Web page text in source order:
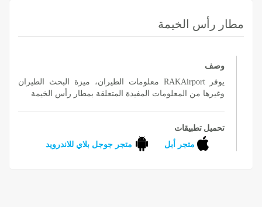
مطار رأس الخيمة
وصف
يوفر RAKAirport معلومات الطيران، ميزة البحث الطيران
وغيرها من المعلومات المفيدة المتعلقة بمطار رأس الخيمة
تحميل تطبيقات
متجر أبل متجر جوجل بلاي للاندرويد